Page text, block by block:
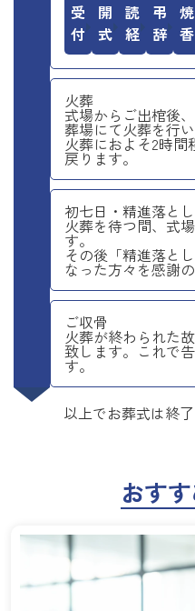
受付 開式 読経 弔辞 焼香
火葬
式場からご出棺後
葬場にて火葬を行い
火葬におよそ2時間
戻ります。
初七日・精進落とし
火葬を待つ間、式
す。
その後「精進落と
なった方々を感謝
ご収骨
火葬が終わられた
致します。これで
す。
以上でお葬式は終
おす